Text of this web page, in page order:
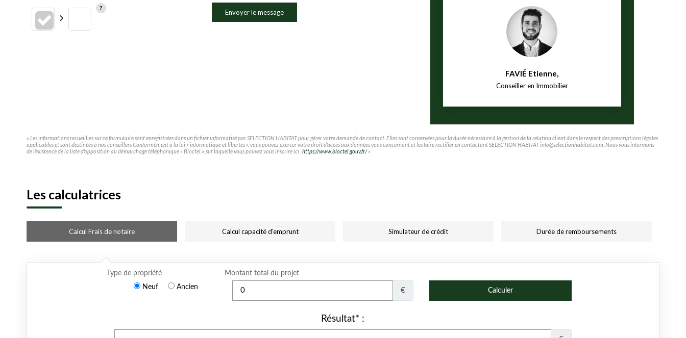
Envoyer le message
FAVIÉ Etienne,
Conseiller en Immobilier
« Les informations recueillies sur ce formulaire sont enregistrées dans un fichier informatisé par SELECTION HABITAT pour gérer votre demande de contact. Elles sont conservées pour la durée nécessaire à la gestion de la relation client dans le respect des prescriptions légales
applicables et sont destinées à nos conseillers Conformément à la loi « informatique et libertés », vous pouvez exercer votre droit d'accès aux données vous concernant et les faire rectifier en contactant SELECTION HABITAT info@selectionhabitat.com. Nous vous informons
de l'existence de la liste d'opposition au démarchage téléphonique « Bloctel », sur laquelle vous pouvez vous inscrire ici :https://www.bloctel.gouv.fr/»
Les calculatrices
Calcul Frais de notaire Calcul capacité d'emprunt Simulateur de crédit Durée de remboursements